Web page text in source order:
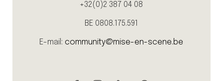
+32(0)2 387 04 08
BE 0808.175.591
E-mail: community@mise-en-scene.be